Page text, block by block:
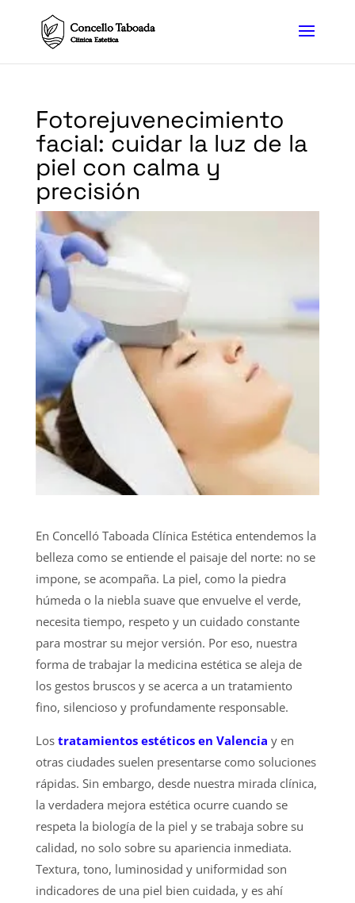
Fotorejuvenecimiento
facial: cuidar la luz de la
piel con calma y
precisión
En Concelló Taboada Clínica Estética entendemos la
belleza como se entiende el paisaje del norte: no se
impone, se acompaña. La piel, como la piedra
húmeda o la niebla suave que envuelve el verde,
necesita tiempo, respeto y un cuidado constante
para mostrar su mejor versión. Por eso, nuestra
forma de trabajar la medicina estética se aleja de
los gestos bruscos y se acerca a un tratamiento
fino, silencioso y profundamente responsable.
Los tratamientos estéticos en Valencia y en
otras ciudades suelen presentarse como soluciones
rápidas. Sin embargo, desde nuestra mirada clínica,
la verdadera mejora estética ocurre cuando se
respeta la biología de la piel y se trabaja sobre su
calidad, no solo sobre su apariencia inmediata.
Textura, tono, luminosidad y uniformidad son
indicadores de una piel bien cuidada, y es ahí